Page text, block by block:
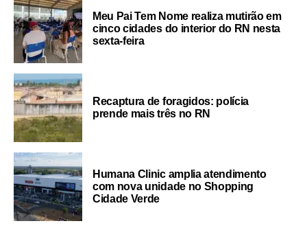
Meu Pai Tem Nome realiza mutirão em
cinco cidades do interior do RN nesta
sexta-feira
Recaptura de foragidos: polícia
prende mais três no RN
Humana Clinic amplia atendimento
com nova unidade no Shopping
Cidade Verde